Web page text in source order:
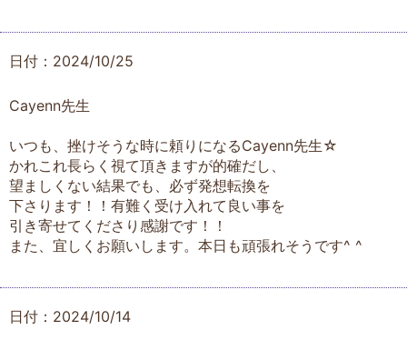
日付：2024/10/25
Cayenn先生
いつも、挫けそうな時に頼りになるCayenn先生☆
かれこれ長らく視て頂きますが的確だし、
望ましくない結果でも、必ず発想転換を
下さります！！有難く受け入れて良い事を
引き寄せてくださり感謝です！！
また、宜しくお願いします。本日も頑張れそうです^ ^
日付：2024/10/14